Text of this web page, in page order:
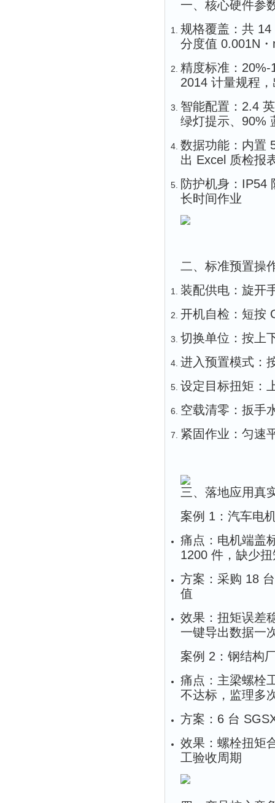
一、核心硬件参
规格覆盖：共
分度值 0.001N
精度标准：
2014 计量规程
智能配置：2.4
绿灯提示、90%
数据功能：内置
出 Excel 质检报
防护机身：IP54
长时间作业
二、标准预置操
装配供电：旋开
开机自检：短按
切换单位：按上
进入预置模式：
设定目标扭矩：
空载清零：扳手
紧固作业：匀速
三、落地应用真
案例 1：汽车电
痛点：电机端盖
1200 件，缺少
方案：采购 18
值
效果：扭矩误差
一键导出数据一
案例 2：钢结构
痛点：主梁螺栓
不达标，监理多
方案：6 台
效果：螺栓扭矩
工验收周期